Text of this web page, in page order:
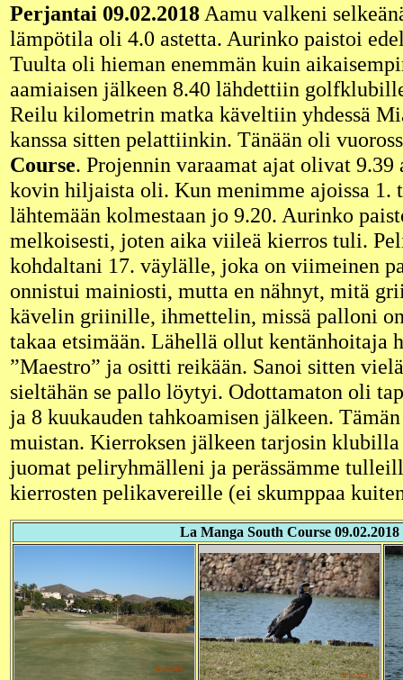
Perjantai 09.02.2018Aamu valkeni
lämpötila oli 4.0 astetta. Aurinko paistoi
Tuulta oli hieman enemmän kuin
aamiaisen jälkeen 8.40 lähdettiin
Reilu kilometrin matka käveltiin yhdessä
kanssa sitten pelattiinkin. Tänään oli
Course. Projennin varaamat ajat olivat 9.39
kovin hiljaista oli. Kun menimme ajoissa 1.
lähtemään kolmestaan jo 9.20. Aurinko
melkoisesti, joten aika viileä kierros tuli.
kohdaltani 17. väylälle, joka on viimeinen
onnistui mainiosti, mutta en nähnyt, mitä
kävelin griinille, ihmettelin, missä palloni
takaa etsimään. Lähellä ollut kentänhoitaja
”Maestro” ja ositti reikään. Sanoi sitten
sieltähän se pallo löytyi. Odottamaton oli
ja 8 kuukauden tahkoamisen jälkeen.
muistan. Kierroksen jälkeen tarjosin
juomat peliryhmälleni ja perässämme
kierrosten pelikavereille (ei skumppaa
La Manga South Course 09.02.2018